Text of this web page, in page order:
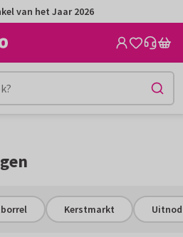
neutraal gedrukt
Kerstmarkt